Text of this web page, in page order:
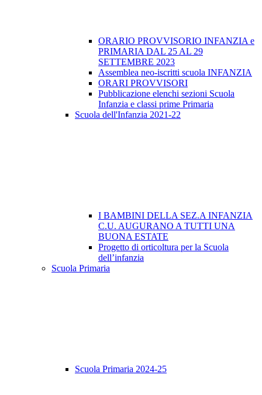
ORARIO PROVVISORIO INFANZIA e
PRIMARIA DAL 25 AL 29
SETTEMBRE 2023
Assemblea neo-iscritti scuola INFANZIA
ORARI PROVVISORI
Pubblicazione elenchi sezioni Scuola
Infanzia e classi prime Primaria
Scuola dell'Infanzia 2021-22
I BAMBINI DELLA SEZ.A INFANZIA
C.U. AUGURANO A TUTTI UNA
BUONA ESTATE
Progetto di orticoltura per la Scuola
dell’infanzia
Scuola Primaria
Scuola Primaria 2024-25